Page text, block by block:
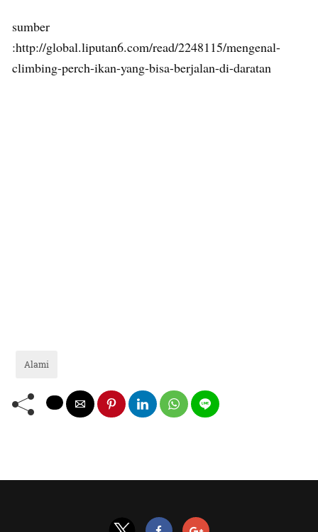
sumber
:http://global.liputan6.com/read/2248115/mengenal-
climbing-perch-ikan-yang-bisa-berjalan-di-daratan
Alami